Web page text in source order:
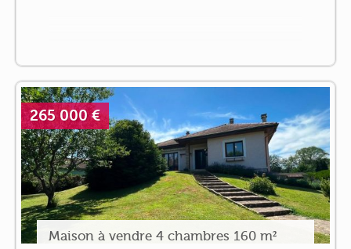
265 000 €
Maison à vendre 4 chambres 160 m²